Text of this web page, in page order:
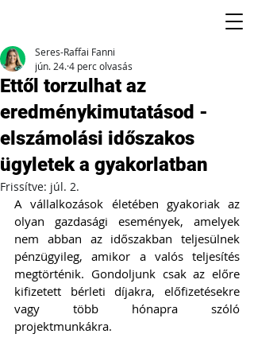
Ettől torzulhat az
eredménykimutatásod -
elszámolási időszakos
ügyletek a gyakorlatban
Seres-Raffai Fanni
jún. 24.4 perc olvasás
Frissítve: júl. 2.
A vállalkozások életében gyakoriak az
olyan gazdasági események, amelyek
nem abban az időszakban teljesülnek
pénzügyileg, amikor a valós teljesítés
megtörténik. Gondoljunk csak az előre
kifizetett bérleti díjakra, előfizetésekre
vagy több hónapra szóló
projektmunkákra.